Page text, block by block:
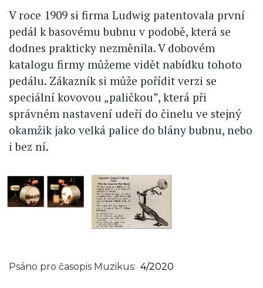
V roce 1909 si firma Ludwig patentovala první
pedál k basovému bubnu v podobě, která se
dodnes prakticky nezměnila. V dobovém
katalogu firmy můžeme vidět nabídku tohoto
pedálu. Zákazník si může pořídit verzi se
speciální kovovou „paličkou”, která při
správném nastavení udeří do činelu ve stejný
okamžik jako velká palice do blány bubnu, nebo
i bez ní.
Psáno pro časopis Muzikus 4/2020